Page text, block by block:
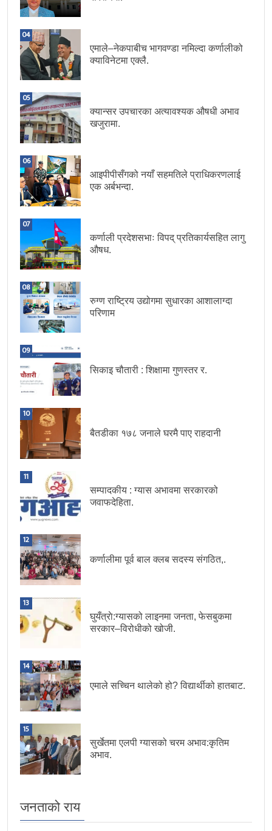
04
एमाले–नेकपाबीच भागवण्डा नमिल्दा कर्णालीको
क्याविनेटमा एक्लै.
05
क्यान्सर उपचारका अत्यावश्यक औषधी अभाव
खजुरामा.
06
आइपीपीसँगको नयाँ सहमतिले प्राधिकरणलाई
एक अर्बभन्दा.
07
कर्णाली प्रदेशसभाः विपद् प्रतिकार्यसहित लागु
औषध.
08
रुग्ण राष्ट्रिय उद्योगमा सुधारका आशालाग्दा
परिणाम
09
सिकाइ चौतारी : शिक्षामा गुणस्तर र.
10
बैतडीका १७८ जनाले घरमै पाए राहदानी
11
सम्पादकीय : ग्यास अभावमा सरकारको
जवाफदेहिता.
12
कर्णालीमा पूर्व बाल क्लब सदस्य संगठित,.
13
घुयँत्राे:ग्यासको लाइनमा जनता, फेसबुकमा
सरकार–विरोधीको खोजी.
14
एमाले सच्चिन थालेको हो? विद्यार्थीको हातबाट.
15
सुर्खेतमा एलपी ग्यासको चरम अभाव:कृतिम
अभाव.
जनताको राय